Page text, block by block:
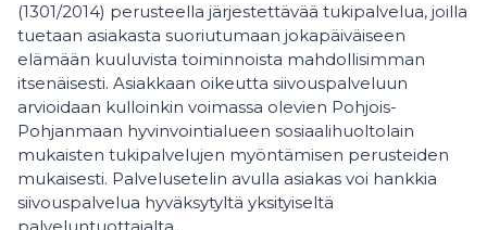
(1301/2014) perusteella järjestettävää tukipalvelua, joilla
tuetaan asiakasta suoriutumaan jokapäiväiseen
elämään kuuluvista toiminnoista mahdollisimman
itsenäisesti. Asiakkaan oikeutta siivouspalveluun
arvioidaan kulloinkin voimassa olevien Pohjois-
Pohjanmaan hyvinvointialueen sosiaalihuoltolain
mukaisten tukipalvelujen myöntämisen perusteiden
mukaisesti. Palvelusetelin avulla asiakas voi hankkia
siivouspalvelua hyväksytyltä yksityiseltä